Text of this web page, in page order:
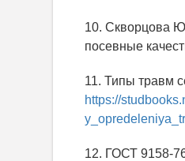
10. Скворцова
посевные
11. Типы травм
https://
12. ГОСТ 9158-